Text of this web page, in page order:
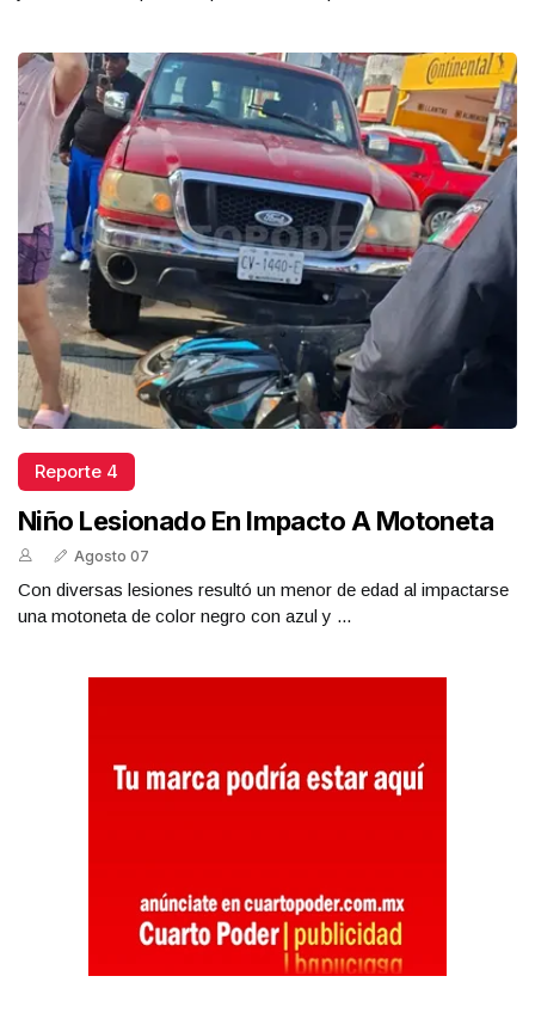
Reporte 4
Niño Lesionado En Impacto A Motoneta
Agosto 07
Con diversas lesiones resultó un menor de edad al impactarse
una motoneta de color negro con azul y ...